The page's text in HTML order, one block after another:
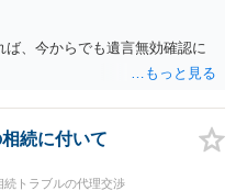
、今からでも遺言無効確認に
続に付いて
続トラブルの代理交渉